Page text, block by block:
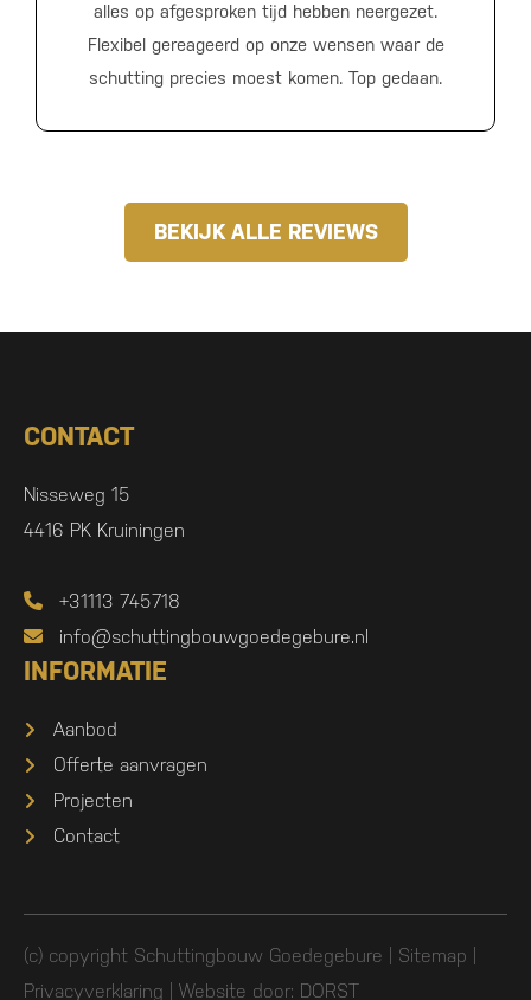
alles op afgesproken tijd hebben neergezet.
Flexibel gereageerd op onze wensen waar de
schutting precies moest komen. Top gedaan.
BEKIJK ALLE REVIEWS
CONTACT
Nisseweg 15
4416 PK Kruiningen
+31113 745718
info@schuttingbouwgoedegebure.nl
INFORMATIE
Aanbod
Offerte aanvragen
Projecten
Contact
(c) copyright Schuttingbouw Goedegebure | Sitemap
Privacyverklaring | Website door: DORST